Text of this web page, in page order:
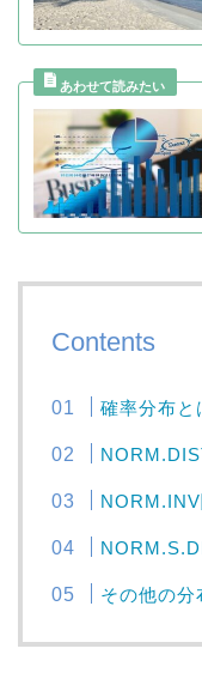
Contents
確率分布と
NORM.INV
その他の分